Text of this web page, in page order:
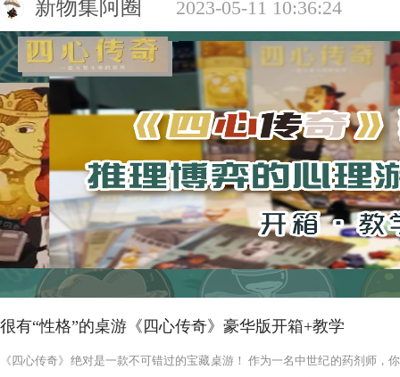
新物集阿圈 2023-05-11 10:36:24
很有“性格”的桌游《四心传奇》豪华版开箱+教学
《四心传奇》绝对是一款不可错过的宝藏桌游！ 作为一名中世纪的药剂师，